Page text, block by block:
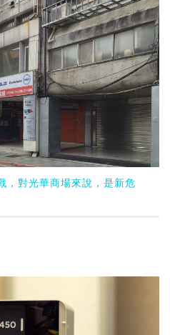
，對光華商場來說，是新危